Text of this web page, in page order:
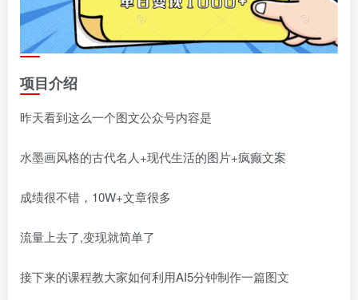
项目介绍
昨天看到这么一个图文公众号内容是
水墨画风格的古代名人+现代生活的图片+疯癫文案
成绩很不错，10W+文章很多
流量上去了,变现就简单了
接下来的课程教大家如何利用AI5分钟制作一篇图文